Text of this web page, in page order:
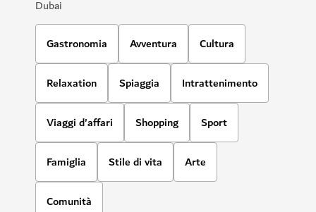
Dubai
Gastronomia Avventura Cultura
Relaxation Spiaggia Intrattenimento
Viaggi d'affari Shopping Sport
Famiglia Stile di vita Arte
Comunità